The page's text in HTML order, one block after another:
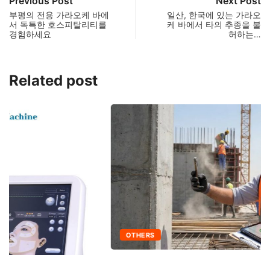
부평의 전용 가라오케 바에
서 독특한 호스피탈리티를
경험하세요
일산, 한국에 있는 가라오
케 바에서 타의 추종을 불
허하는…
Related post
OTHERS